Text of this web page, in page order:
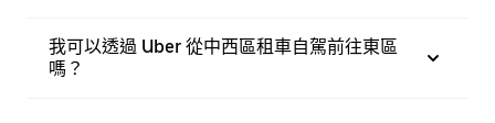
我可以透過 Uber 從中西區租車自駕前往東區
嗎？